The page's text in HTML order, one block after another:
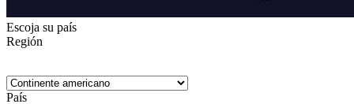
Escoja su país
Región
País